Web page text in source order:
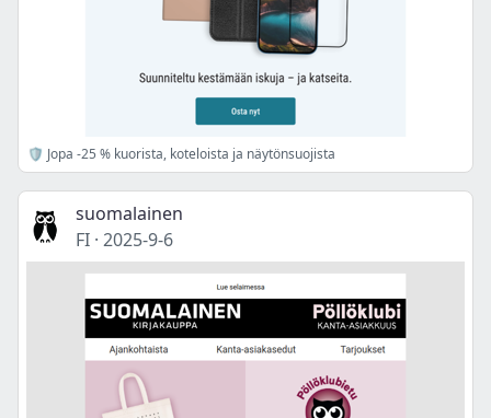
🛡️ Jopa -25 % kuorista, koteloista ja näytönsuojista
suomalainen
FI · 2025-9-6